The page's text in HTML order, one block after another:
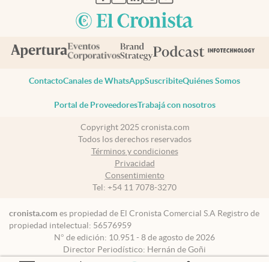
ContactoCanales de WhatsAppSuscribiteQuiénes Somos
Portal de ProveedoresTrabajá con nosotros
Copyright 2025 cronista.com
Todos los derechos reservados
Términos y condiciones
Privacidad
Consentimiento
Tel: +54 11 7078-3270
cronista.com es propiedad de El Cronista Comercial S.A Registro de
propiedad intelectual: 56576959
N° de edición: 10.951 - 8 de agosto de 2026
Director Periodístico: Hernán de Goñi